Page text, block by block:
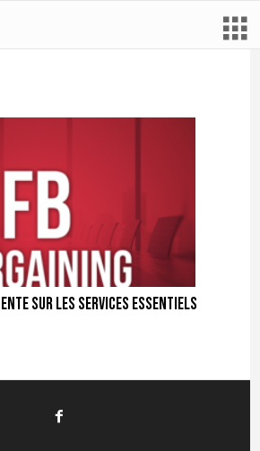
sur les services essentiels